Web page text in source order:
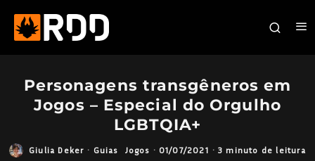
Personagens transgêneros em
Jogos – Especial do Orgulho
LGBTQIA+
Giulia Deker · Guias Jogos · 01/07/2021 · 3 minuto de leitura